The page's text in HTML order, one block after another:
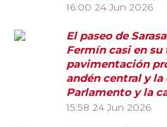
16:00 24 Jun 2026
El paseo de
Fermín casi en
pavimentación
andén central y la
Parlamento y la
15:58 24 Jun 2026